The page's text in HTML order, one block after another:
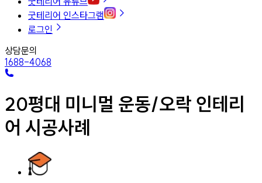
굿테리어 인스타그램
로그인
상담문의
1688-4068
20평대 미니멀 운동/오락 인테리
어 시공사례